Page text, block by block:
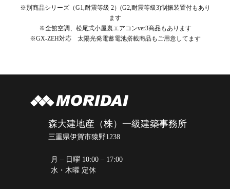
※別商品シリーズ（G1,耐震等級 2）(G2,耐震等級3)制振装置付もあり
ます
※全館空調、松尾式小屋裏エアコンver3商品もあります
※GX-ZEH対応 太陽光発電蓄電池搭載商品もご用意してます
森大建地産（株）一級建築事務所
三重県伊賀市猿野1238
月 – 日曜 10:00 – 17:00
水・木曜 定休